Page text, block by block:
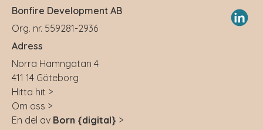
Bonfire Development AB
Org. nr. 559281-2936
Adress
Norra Hamngatan 4
411 14 Göteborg
Hitta hit >
Om oss >
En del av Born {digital} >